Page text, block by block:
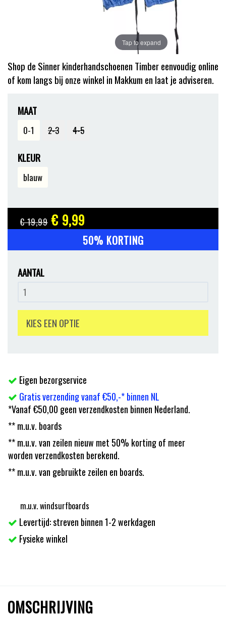
Tap to expand
Shop de Sinner kinderhandschoenen Timber eenvoudig online
of kom langs bij onze winkel in Makkum en laat je adviseren.
MAAT
0-1 2-3 4-5
KLEUR
blauw
€ 19,99 € 9,99
50% KORTING
AANTAL
KIES EEN OPTIE
Eigen bezorgservice
Gratis verzending vanaf €50,-* binnen NL
*Vanaf €50,00 geen verzendkosten binnen Nederland.
** m.u.v. boards
** m.u.v. van zeilen nieuw met 50% korting of meer
worden verzendkosten berekend.
** m.u.v. van gebruikte zeilen en boards.
m.u.v. windsurfboards
Levertijd: streven binnen 1-2 werkdagen
Fysieke winkel
OMSCHRIJVING